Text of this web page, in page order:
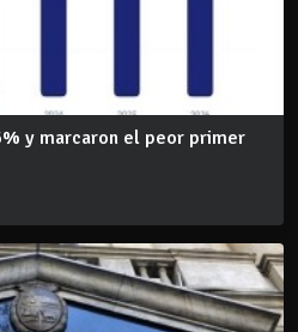
y marcaron el peor primer